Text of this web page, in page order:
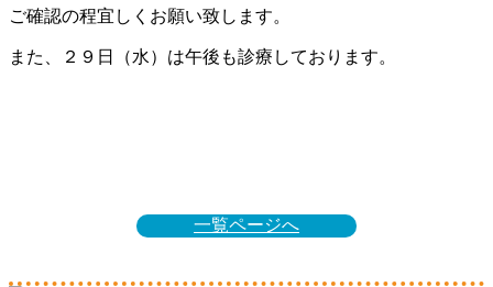
ご確認の程宜しくお願い致します。
また、２９日（水）は午後も診療しております。
一覧ページへ